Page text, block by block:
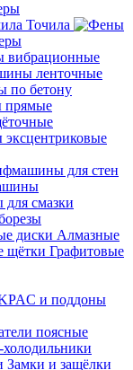
Точила
для стен
Алмазные
Графитовые
и поддоны
поясные
Замки и защёлки